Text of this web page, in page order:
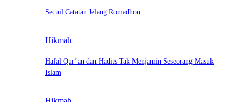
Secuil Catatan Jelang Romadhon
Hikmah
Hafal Qur’an dan Hadits Tak Menjamin Seseorang Masuk
Islam